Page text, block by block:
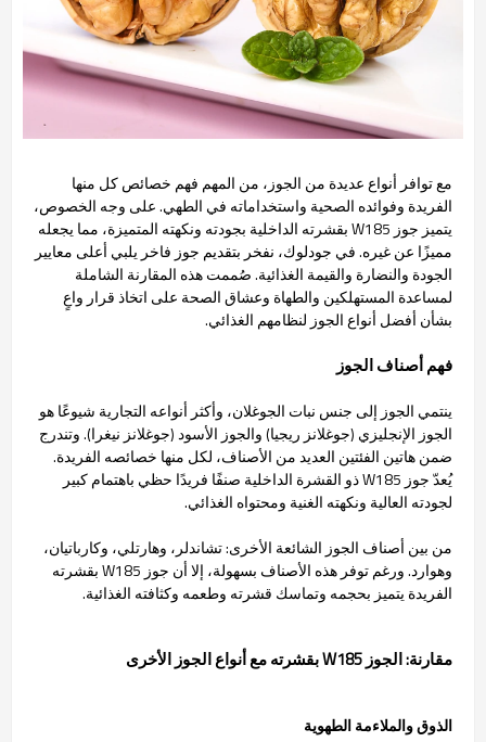
مع توافر أنواع عديدة من الجوز، من المهم فهم خصائص كل منها
الفريدة وفوائده الصحية واستخداماته في الطهي. على وجه الخصوص،
يتميز جوز W185 بقشرته الداخلية بجودته ونكهته المتميزة، مما يجعله
مميزًا عن غيره. في جودلوك، نفخر بتقديم جوز فاخر يلبي أعلى معايير
الجودة والنضارة والقيمة الغذائية. صُممت هذه المقارنة الشاملة
لمساعدة المستهلكين والطهاة وعشاق الصحة على اتخاذ قرار واعٍ
بشأن أفضل أنواع الجوز لنظامهم الغذائي.
فهم أصناف الجوز
ينتمي الجوز إلى جنس نبات الجوغلان، وأكثر أنواعه التجارية شيوعًا هو
الجوز الإنجليزي (جوغلانز ريجيا) والجوز الأسود (جوغلانز نيغرا). وتندرج
ضمن هاتين الفئتين العديد من الأصناف، لكل منها خصائصه الفريدة.
يُعدّ جوز W185 ذو القشرة الداخلية صنفًا فريدًا حظي باهتمام كبير
لجودته العالية ونكهته الغنية ومحتواه الغذائي.
من بين أصناف الجوز الشائعة الأخرى: تشاندلر، وهارتلي، وكارباتيان،
وهوارد. ورغم توفر هذه الأصناف بسهولة، إلا أن جوز W185 بقشرته
الفريدة يتميز بحجمه وتماسك قشرته وطعمه وكثافته الغذائية.
مقارنة: الجوز W185 بقشرته مع أنواع الجوز الأخرى
الذوق والملاءمة الطهوية